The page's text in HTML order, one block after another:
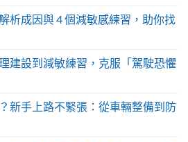
析成因與 4 個減敏感練習，助你找
建設到減敏練習，克服「駕駛恐懼
新手上路不緊張：從車輛整備到防